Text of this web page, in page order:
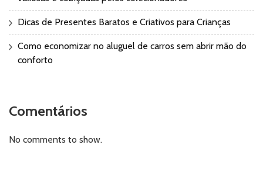
Dicas de Presentes Baratos e Criativos para Crianças
Como economizar no aluguel de carros sem abrir mão do
conforto
Comentários
No comments to show.